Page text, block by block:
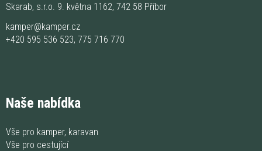
Skarab, s.r.o. 9. května 1162, 742 58 Příbor
kamper@kamper.cz
+420 595 536 523, 775 716 770
Naše nabídka
Vše pro kamper, karavan
Vše pro cestující